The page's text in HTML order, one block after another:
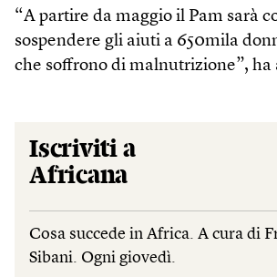
“A partire da maggio il Pam sarà
sospendere gli aiuti a 650mila
che soffrono di malnutrizione”, ha
Iscriviti a
Africana
Cosa succede in Africa. A cura di
Sibani. Ogni giovedì.